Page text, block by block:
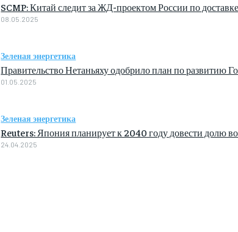
SCMP: Китай следит за ЖД-проектом России по
08.05.2025
Зеленая энергетика
Правительство Нетаньяху одобрило план по развитию
01.05.2025
Зеленая энергетика
Reuters: Япония планирует к 2040 году довести долю
24.04.2025